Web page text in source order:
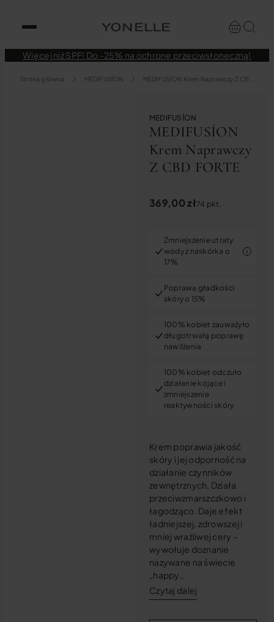
Więcej niż SPF! Do -25% na ochronę przeciwsłoneczną!
Strona główna MEDIFUSÍON MEDIFUSÍON Krem Naprawczy Z CBD FORTE
MEDIFUSÍON
MEDIFUSÍON
Krem Naprawczy
Z CBD FORTE
369,00zł74 pkt.
Zmniejszenie utraty
wody z naskórka o
17%
Poprawa gładkości
skóry o 15%
100% kobiet zauważyło
długotrwałą poprawę
nawilżenia
100% kobiet odczuło
działanie kojące i
zmniejszenie
reaktywności skóry
Krem poprawia jakość
skóry i jej odporność na
działanie czynników
zewnętrznych. Działa
przeciwzmarszczkowo i
łagodząco. Daje efekt
ładniejszej, zdrowszej i
mniej wrażliwej cery –
wywołuje doznanie
nazywane na świecie
„happy…
Czytaj dalej